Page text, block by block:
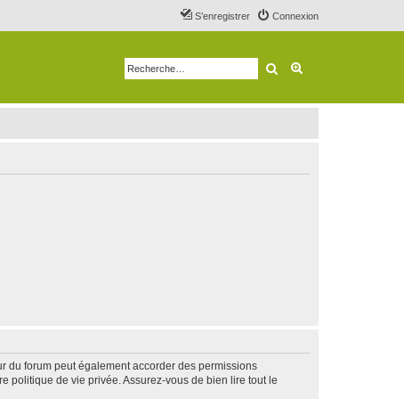
Connexion
S’enregistrer
Rechercher
du forum peut également accorder des permissions
politique de vie privée. Assurez-vous de bien lire tout le